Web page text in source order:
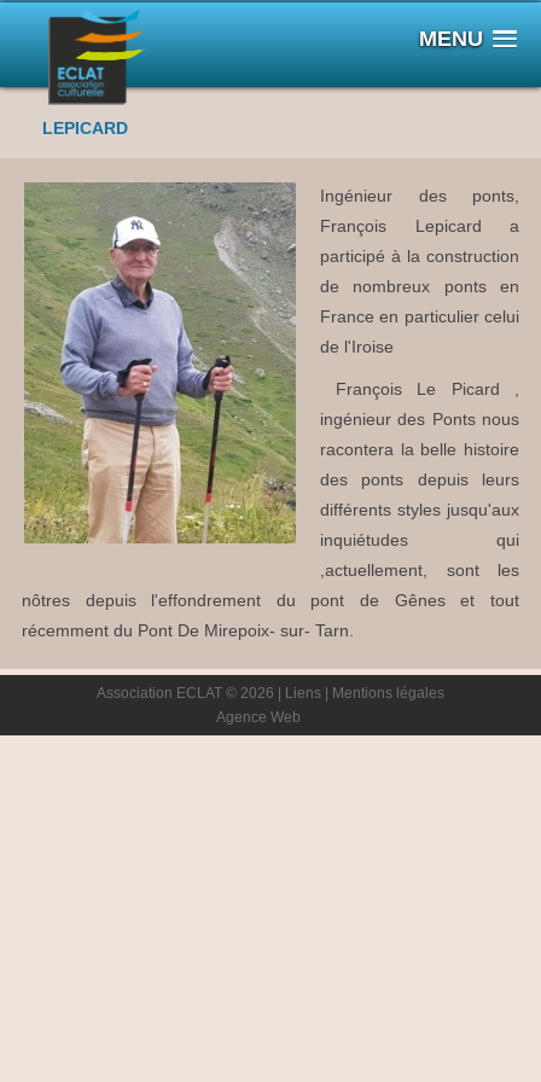
MENU
LEPICARD
Ingénieur des ponts,
François Lepicard a
participé à la construction
de nombreux ponts en
France en particulier celui
de l'Iroise
François Le Picard ,
ingénieur des Ponts nous
racontera la belle histoire
des ponts depuis leurs
différents styles jusqu'aux
inquiétudes qui
,actuellement, sont les
nôtres depuis l'effondrement du pont de Gênes et tout
récemment du Pont De Mirepoix- sur- Tarn.
Association ECLAT © 2026 | Liens
Mentions légales
Agence Web